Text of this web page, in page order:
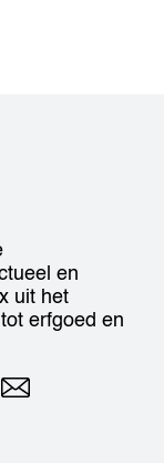
en
uit het
erfgoed en